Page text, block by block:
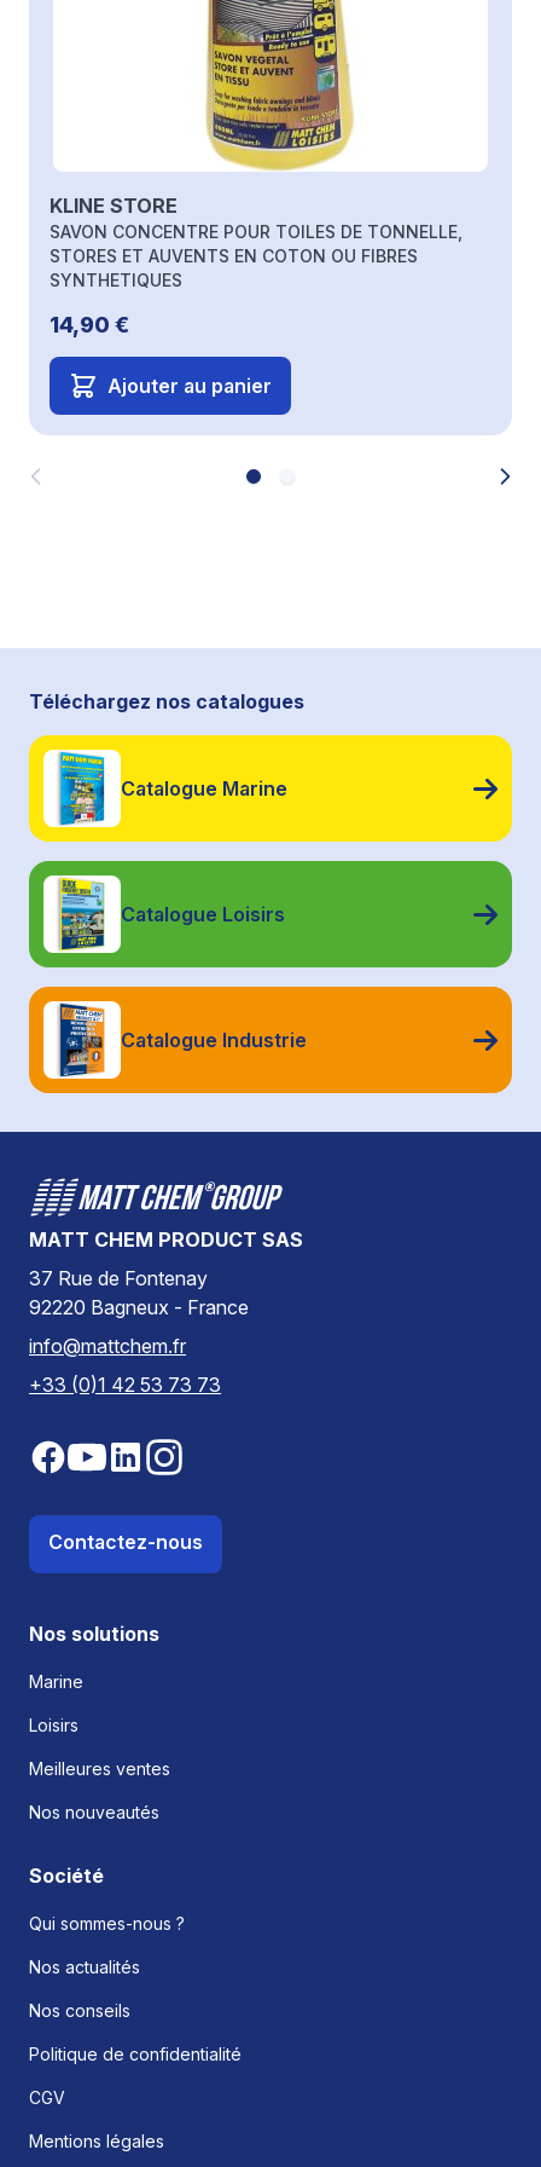
KLINE STORE
SAVON CONCENTRE POUR TOILES DE TONNELLE,
STORES ET AUVENTS EN COTON OU FIBRES
SYNTHETIQUES
14,90 €
Ajouter au panier
Téléchargez nos catalogues
Catalogue Marine
Catalogue Loisirs
Catalogue Industrie
MATT CHEM PRODUCT SAS
37 Rue de Fontenay
92220 Bagneux - France
info@mattchem.fr
+33 (0)1 42 53 73 73
Contactez-nous
Nos solutions
Marine
Loisirs
Meilleures ventes
Nos nouveautés
Société
Qui sommes-nous ?
Nos actualités
Nos conseils
Politique de confidentialité
CGV
Mentions légales